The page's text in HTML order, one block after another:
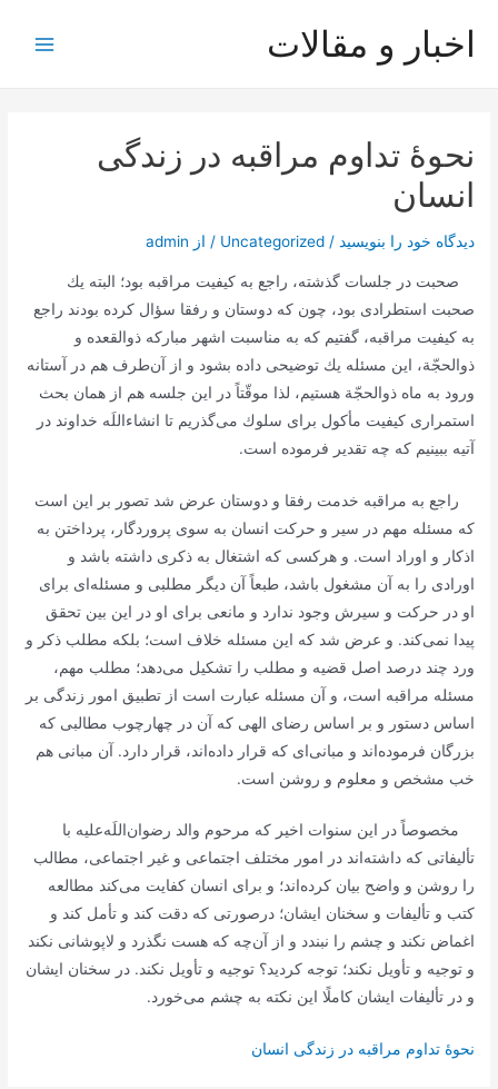
اخبار و مقالات
نحوۀ تداوم مراقبه در زندگی
انسان
دیدگاه‌ خود را بنویسید /
Uncategorized / از admin
صحبت در جلسات گذشته، راجع به كیفیت مراقبه بود؛ البته یك
صحبت استطرادی بود، چون كه دوستان و رفقا سؤال كرده بودند راجع
به كیفیت مراقبه، گفتیم كه به مناسبت اشهر مباركه ذوالقعده و
ذوالحجّة، این مسئله یك توضیحی داده بشود و از آن‌طرف هم در آستانه
ورود به ماه ذوالحجّة هستیم، لذا موقّتاً در این جلسه هم از همان بحث
استمراری كیفیت مأكول برای سلوك می‌گذریم تا انشاءاللَه خداوند در
آتیه ببینیم كه چه تقدیر فرموده است.
راجع به مراقبه خدمت رفقا و دوستان عرض شد تصور بر این است
كه مسئله مهم در سیر و حركت انسان به سوی پروردگار، پرداختن به
اذكار و اوراد است. و هركسی كه اشتغال به ذكری داشته باشد و
اورادی را به آن مشغول باشد، طبعاً آن دیگر مطلبی و مسئله‌ای برای
او در حركت و سیرش وجود ندارد و مانعی برای او در این بین تحقق
پیدا نمی‌كند. و عرض شد كه این مسئله خلاف است؛ بلكه مطلب ذكر و
ورد چند درصد اصل قضیه و مطلب را تشكیل می‌دهد؛ مطلب مهم،
مسئله مراقبه است، و آن مسئله عبارت است از تطبیق امور زندگی بر
اساس دستور و بر اساس رضای الهی كه آن در چهارچوب مطالبی كه
بزرگان فرموده‌اند و مبانی‌ای كه قرار داده‌اند، قرار دارد. آن مبانی هم
خب مشخص و معلوم و روشن است.
مخصوصاً در این سنوات اخیر كه مرحوم والد رضوان‌اللَه‌علیه با
تألیفاتی كه داشته‌اند در امور مختلف اجتماعی و غیر اجتماعی، مطالب
را روشن و واضح بیان كرده‌اند؛ و برای انسان كفایت می‌كند مطالعه
كتب و تألیفات و سخنان ایشان؛ درصورتی كه دقت كند و تأمل كند و
اغماض نكند و چشم را نبندد و از آن‌چه كه هست نگذرد و لاپوشانی نكند
و توجیه و تأویل نكند؛ توجه كردید؟ توجیه و تأویل نكند. در سخنان ایشان
و در تألیفات ایشان كاملًا این نكته به چشم می‌خورد.
نحوۀ تداوم مراقبه در زندگی انسان